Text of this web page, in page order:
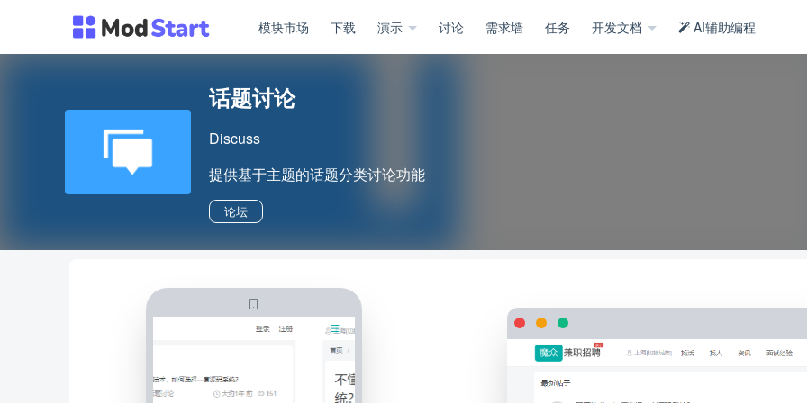
模块市场 下载 演示 讨论 需求墙 任务 开发文档 AI辅助编程
话题讨论
Discuss
提供基于主题的话题分类讨论功能
论坛